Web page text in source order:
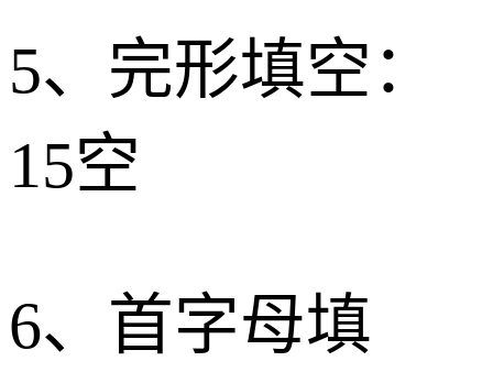
5、完形填空：
15空
6、首字母填